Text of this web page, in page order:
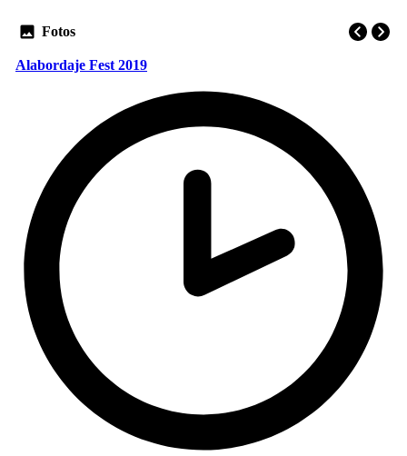
Fotos
Alabordaje Fest 2019